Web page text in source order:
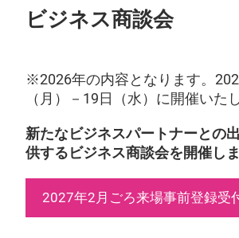
ビジネス商談会
※2026年の内容となります。
（月）－19日（水）に開催いた
新たなビジネスパートナーとの
供するビジネス商談会を開催しま
2027年2月ごろ来場事前登録受